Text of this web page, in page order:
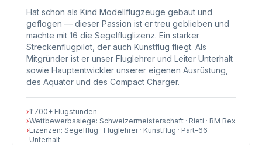
Hat schon als Kind Modellflugzeuge gebaut und
geflogen — dieser Passion ist er treu geblieben und
machte mit 16 die Segelfluglizenz. Ein starker
Streckenflugpilot, der auch Kunstflug fliegt. Als
Mitgründer ist er unser Fluglehrer und Leiter Unterhalt
sowie Hauptentwickler unserer eigenen Ausrüstung,
des Aquator und des Compact Charger.
›1'700+ Flugstunden
›Wettbewerbssiege: Schweizermeisterschaft · Rieti · RM Bex
›Lizenzen: Segelflug · Fluglehrer · Kunstflug · Part-66-
Unterhalt